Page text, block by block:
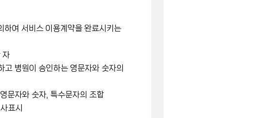
하여 서비스 이용계약을 완료시키는
자
병원이 승인하는 영문자와 숫자의
문자와 숫자, 특수문자의 조합
표시